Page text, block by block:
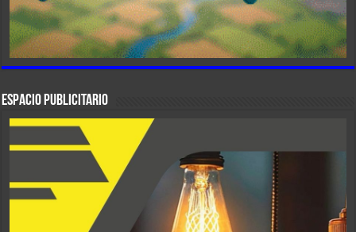
ESPACIO PUBLICITARIO